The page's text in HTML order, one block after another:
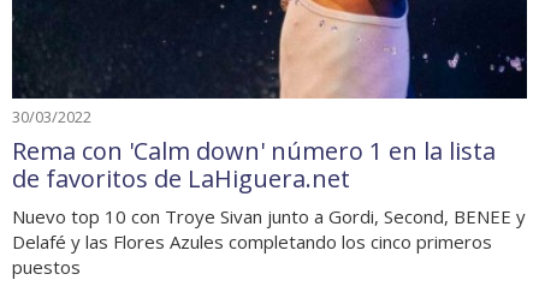
30/03/2022
Rema con 'Calm down' número 1 en la lista
de favoritos de LaHiguera.net
Nuevo top 10 con Troye Sivan junto a Gordi, Second, BENEE y
Delafé y las Flores Azules completando los cinco primeros
puestos